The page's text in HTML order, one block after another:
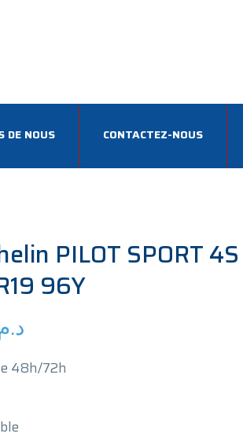
DE NOUS CONTACTEZ-NOUS
PILOT SPORT 4S
96Y
48h/72h